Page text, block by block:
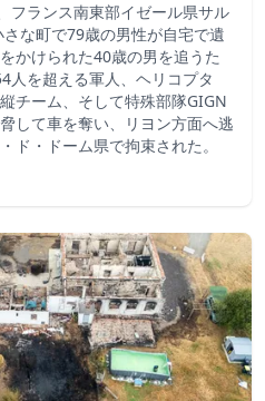
フランス南東部イゼール県サル
な町で79歳の男性が自宅で遺
かけられた40歳の男を追うた
人を超える軍人、ヘリコプタ
チーム、そして特殊部隊GIGN
して車を奪い、リヨン方面へ逃
ド・ドーム県で拘束された。